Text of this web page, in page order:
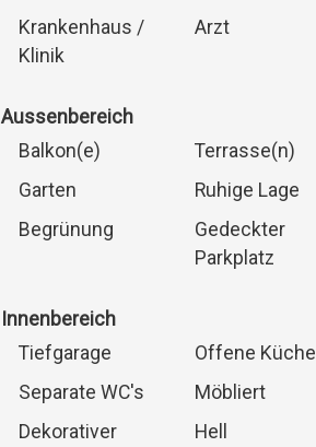
Krankenhaus /
Klinik
Arzt
Aussenbereich
Balkon(e)
Terrasse(n)
Garten
Ruhige Lage
Begrünung
Gedeckter
Parkplatz
Innenbereich
Tiefgarage
Offene Küche
Separate WC's
Möbliert
Dekorativer
Hell